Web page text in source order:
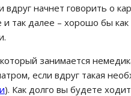
начнет говорить о
так далее – хорошо бы
занимается
если вдруг такая
). Как долго вы будете